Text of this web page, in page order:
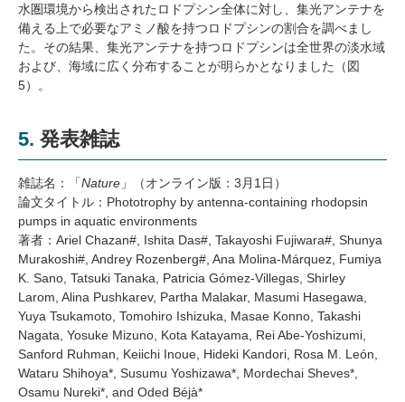
水圏環境から検出されたロドプシン全体に対し、集光アンテナを
備える上で必要なアミノ酸を持つロドプシンの割合を調べまし
た。その結果、集光アンテナを持つロドプシンは全世界の淡水域
および、海域に広く分布することが明らかとなりました（図
5）。
5. 発表雑誌
雑誌名：「Nature 」（オンライン版：3月1日）
論文タイトル：Phototrophy by antenna-containing rhodopsin
pumps in aquatic environments
著者： Ariel Chazan#, Ishita Das#, Takayoshi Fujiwara#, Shunya
Murakoshi#, Andrey Rozenberg#, Ana Molina-Márquez, Fumiya
K. Sano, Tatsuki Tanaka, Patricia Gómez-Villegas, Shirley
Larom, Alina Pushkarev, Partha Malakar, Masumi Hasegawa,
Yuya Tsukamoto, Tomohiro Ishizuka, Masae Konno, Takashi
Nagata, Yosuke Mizuno, Kota Katayama, Rei Abe-Yoshizumi,
Sanford Ruhman, Keiichi Inoue, Hideki Kandori, Rosa M. León,
Wataru Shihoya*, Susumu Yoshizawa*, Mordechai Sheves*,
Osamu Nureki*, and Oded Béjà*